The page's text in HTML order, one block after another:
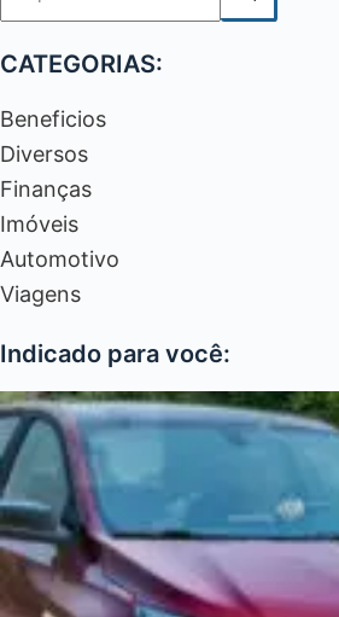
resultados
CATEGORIAS:
Beneficios
Diversos
Finanças
Imóveis
Automotivo
Viagens
Indicado para você: